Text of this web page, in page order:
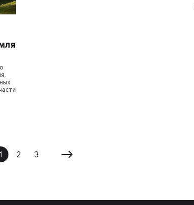
1 2 3